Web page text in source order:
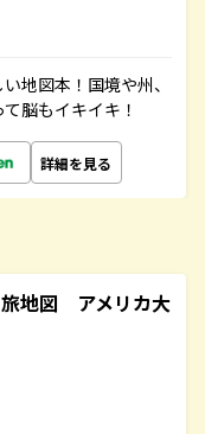
地図本！国境や州、
脳もイキイキ！
詳細を見る
地図 アメリカ大